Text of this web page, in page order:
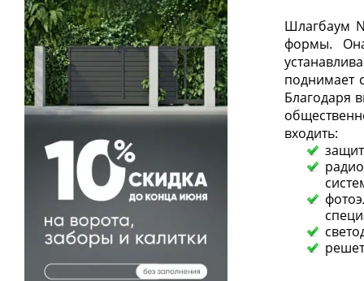
Шлагбаум
формы.
поднимает
Благодаря
входить: